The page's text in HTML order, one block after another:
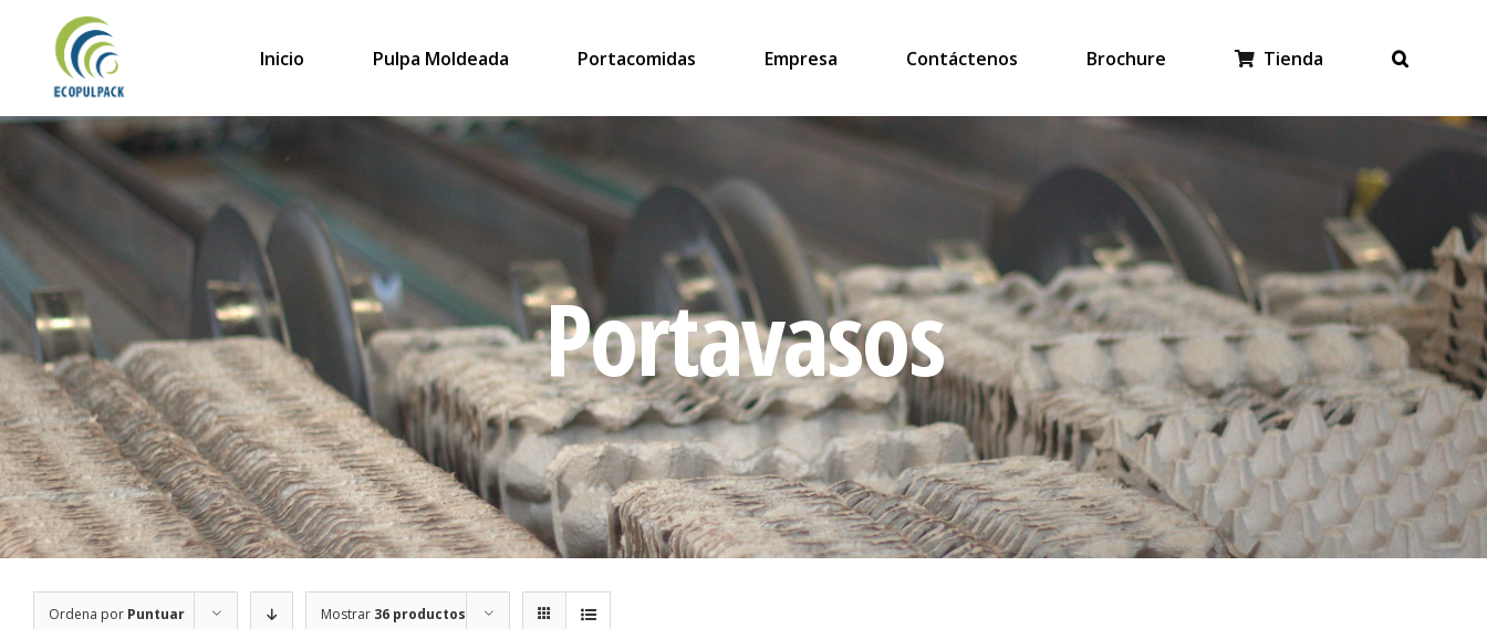
contenido
Inicio Pulpa Moldeada Portacomidas Empresa Contáctenos Brochure Tienda
Portavasos
Ordena por Puntuar Mostrar 36 productos